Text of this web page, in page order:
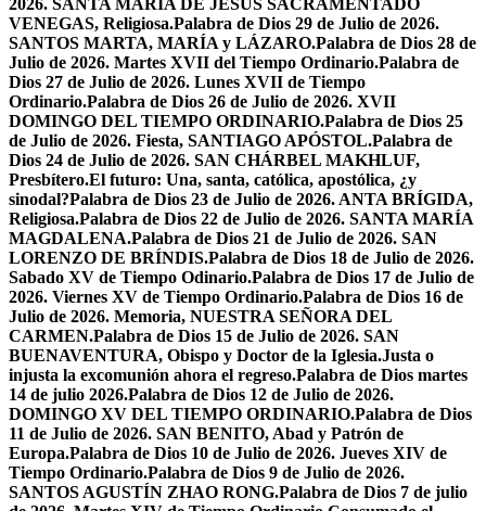
2026. SANTA MARÍA DE JESÚS SACRAMENTADO
VENEGAS, Religiosa.Palabra de Dios 29 de Julio de 2026.
SANTOS MARTA, MARÍA y LÁZARO.Palabra de Dios 28 de
Julio de 2026. Martes XVII del Tiempo Ordinario.Palabra de
Dios 27 de Julio de 2026. Lunes XVII de Tiempo
Ordinario.Palabra de Dios 26 de Julio de 2026. XVII
DOMINGO DEL TIEMPO ORDINARIO.Palabra de Dios 25
de Julio de 2026. Fiesta, SANTIAGO APÓSTOL.Palabra de
Dios 24 de Julio de 2026. SAN CHÁRBEL MAKHLUF,
Presbítero.El futuro: Una, santa, católica, apostólica, ¿y
sinodal?Palabra de Dios 23 de Julio de 2026. ANTA BRÍGIDA,
Religiosa.Palabra de Dios 22 de Julio de 2026. SANTA MARÍA
MAGDALENA.Palabra de Dios 21 de Julio de 2026. SAN
LORENZO DE BRÍNDIS.Palabra de Dios 18 de Julio de 2026.
Sabado XV de Tiempo Odinario.Palabra de Dios 17 de Julio de
2026. Viernes XV de Tiempo Ordinario.Palabra de Dios 16 de
Julio de 2026. Memoria, NUESTRA SEÑORA DEL
CARMEN.Palabra de Dios 15 de Julio de 2026. SAN
BUENAVENTURA, Obispo y Doctor de la Iglesia.Justa o
injusta la excomunión ahora el regreso.Palabra de Dios martes
14 de julio 2026.Palabra de Dios 12 de Julio de 2026.
DOMINGO XV DEL TIEMPO ORDINARIO.Palabra de Dios
11 de Julio de 2026. SAN BENITO, Abad y Patrón de
Europa.Palabra de Dios 10 de Julio de 2026. Jueves XIV de
Tiempo Ordinario.Palabra de Dios 9 de Julio de 2026.
SANTOS AGUSTÍN ZHAO RONG.Palabra de Dios 7 de julio